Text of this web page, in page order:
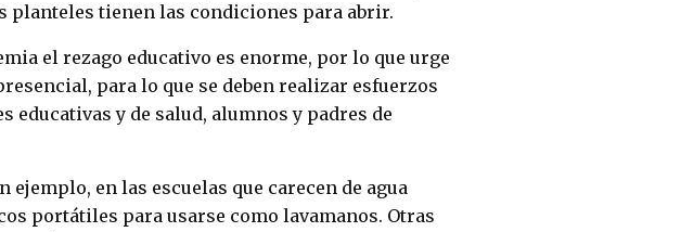
planteles tienen las condiciones para abrir.
el rezago educativo es enorme, por lo que urge
para lo que se deben realizar esfuerzos
educativas y de salud, alumnos y padres de
ejemplo, en las escuelas que carecen de agua
portátiles para usarse como lavamanos. Otras